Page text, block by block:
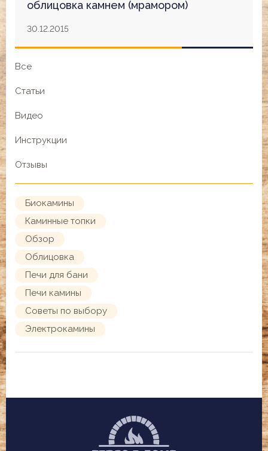
облицовка камнем (мрамором)
30.12.2015
Все
Статьи
Видео
Инструкции
Отзывы
Биокамины
Каминные топки
Обзор
Облицовка
Печи для бани
Печи камины
Советы по выбору
Электрокамины